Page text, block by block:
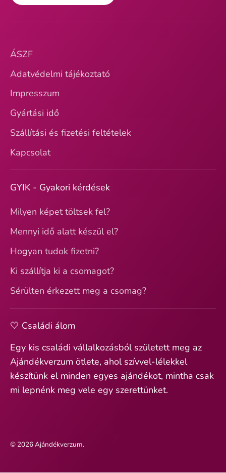
ÁSZF
Adatvédelmi tájékoztató
Impresszum
Gyártási idő
Szállítási és fizetési feltételek
Kapcsolat
GYIK - Gyakori kérdések
Milyen képet töltsek fel?
Mennyi idő alatt készül el?
Hogyan tudok fizetni?
Ki szállítja ki a csomagot?
Sérülten érkezett meg a csomag?
🤍 Családi álom
Egy kis családi vállalkozásból született meg az
Ajándékverzum ötlete, ahol szívvel-lélekkel
készítünk el minden egyes ajándékot, mintha csak
mi lepnénk meg vele egy szerettünket.
© 2026Ajándékverzum.